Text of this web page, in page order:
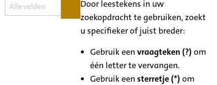
Door leestekens in uw
zoekopdracht te gebruiken, zoekt
u specifieker of juist breder:
Gebruik eenvraagteken (?) om
één letter te vervangen.
Gebruik eensterretje (*) om